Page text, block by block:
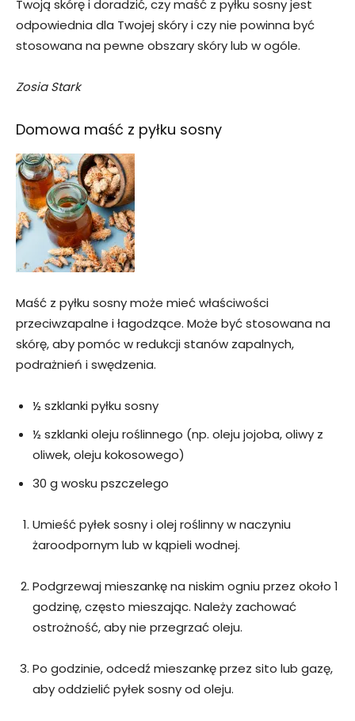
Twoją skórę i doradzić, czy maść z pyłku sosny jest
odpowiednia dla Twojej skóry i czy nie powinna być
stosowana na pewne obszary skóry lub w ogóle.
Zosia Stark
Domowa maść z pyłku sosny
Maść z pyłku sosny może mieć właściwości
przeciwzapalne i łagodzące. Może być stosowana na
skórę, aby pomóc w redukcji stanów zapalnych,
podrażnień i swędzenia.
½ szklanki pyłku sosny
½ szklanki oleju roślinnego (np. oleju jojoba, oliwy z
oliwek, oleju kokosowego)
30 g wosku pszczelego
Umieść pyłek sosny i olej roślinny w naczyniu
żaroodpornym lub w kąpieli wodnej.
Podgrzewaj mieszankę na niskim ogniu przez około 1
godzinę, często mieszając. Należy zachować
ostrożność, aby nie przegrzać oleju.
Po godzinie, odcedź mieszankę przez sito lub gazę,
aby oddzielić pyłek sosny od oleju.